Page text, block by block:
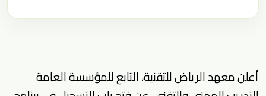
أعلن معهد الرياض للتقنية، التابع للمؤسسة العامة